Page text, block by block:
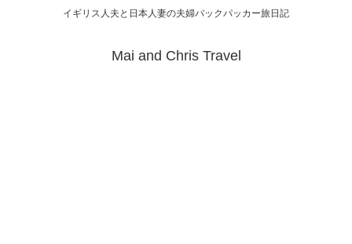
イギリス人夫と日本人妻の夫婦バックパッカー旅日記
Mai and Chris Travel